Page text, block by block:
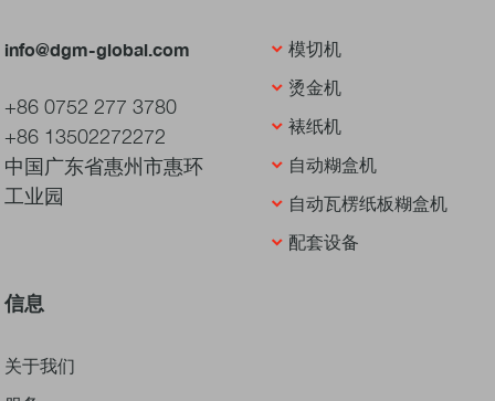
info@dgm-global.com
+86 0752 277 3780
+86 13502272272
中国广东省惠州市惠环
工业园
模切机
烫金机
裱纸机
自动糊盒机
自动瓦楞纸板糊盒机
配套设备
信息
关于我们